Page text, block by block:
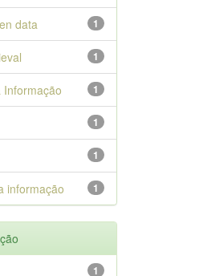
1
data
1
1
Informação
1
1
1
informação
1